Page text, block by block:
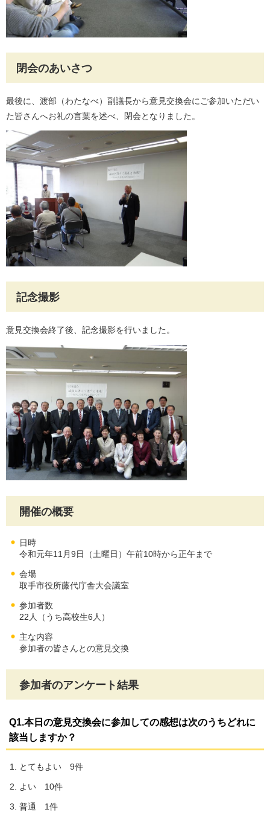
閉会のあいさつ
最後に、渡部（わたなべ）副議長から意見交換会にご参加いただい
た皆さんへお礼の言葉を述べ、閉会となりました。
記念撮影
意見交換会終了後、記念撮影を行いました。
開催の概要
日時
令和元年11月9日（土曜日）午前10時から正午まで
会場
取手市役所藤代庁舎大会議室
参加者数
22人（うち高校生6人）
主な内容
参加者の皆さんとの意見交換
参加者のアンケート結果
Q1.本日の意見交換会に参加しての感想は次のうちどれに
該当しますか？
とてもよい 9件
よい 10件
普通 1件